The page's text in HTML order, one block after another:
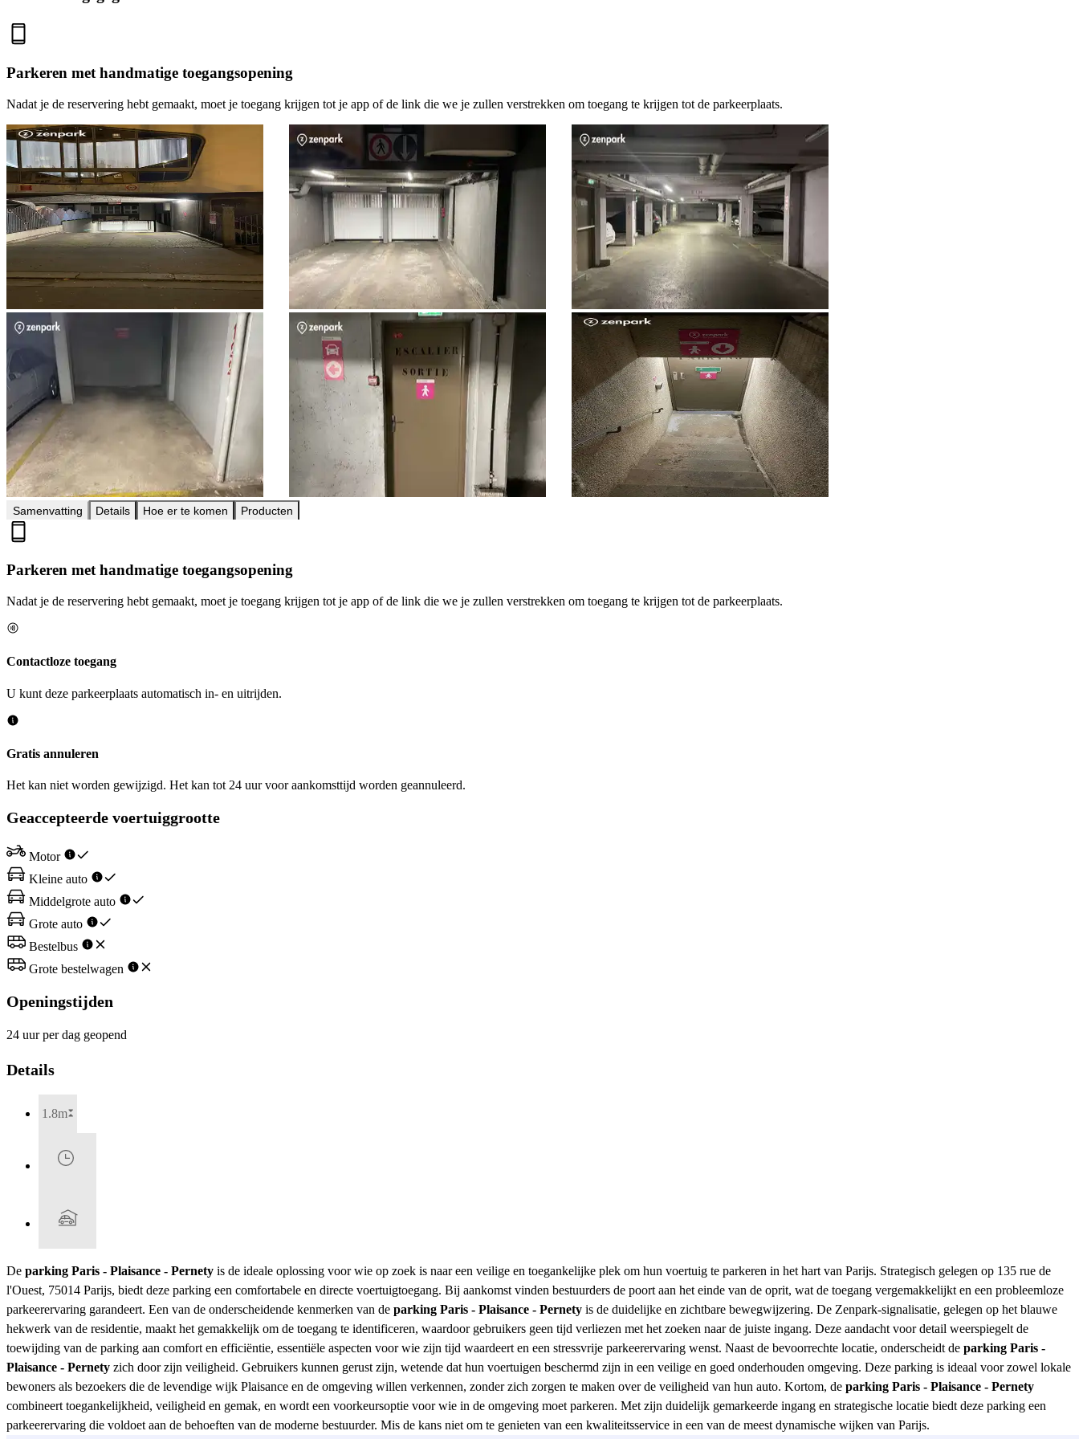
Parkeren met handmatige toegangsopening
Nadat je de reservering hebt gemaakt, moet je toegang krijgen tot je app of de link die we je zullen verstrekken om toegang te krijgen tot de parkeerplaats.
Samenvatting Details Hoe er te komen Producten
Parkeren met handmatige toegangsopening
Nadat je de reservering hebt gemaakt, moet je toegang krijgen tot je app of de link die we je zullen verstrekken om toegang te krijgen tot de parkeerplaats.
Contactloze toegang
U kunt deze parkeerplaats automatisch in- en uitrijden.
Gratis annuleren
Het kan niet worden gewijzigd. Het kan tot 24 uur voor aankomsttijd worden geannuleerd.
Geaccepteerde voertuiggrootte
Motor
Kleine auto
Middelgrote auto
Grote auto
Bestelbus
Grote bestelwagen
Openingstijden
24 uur per dag geopend
Details
1.8m
De parking Paris - Plaisance - Pernety is de ideale oplossing voor wie op zoek is naar een veilige en toegankelijke plek om hun voertuig te parkeren in het hart van Parijs. Strategisch gelegen op 135 rue de
l'Ouest, 75014 Parijs, biedt deze parking een comfortabele en directe voertuigtoegang. Bij aankomst vinden bestuurders de poort aan het einde van de oprit, wat de toegang vergemakkelijkt en een probleemloze
parkeerervaring garandeert. Een van de onderscheidende kenmerken van de parking Paris - Plaisance - Pernety is de duidelijke en zichtbare bewegwijzering. De Zenpark-signalisatie, gelegen op het blauwe
hekwerk van de residentie, maakt het gemakkelijk om de toegang te identificeren, waardoor gebruikers geen tijd verliezen met het zoeken naar de juiste ingang. Deze aandacht voor detail weerspiegelt de
toewijding van de parking aan comfort en efficiëntie, essentiële aspecten voor wie zijn tijd waardeert en een stressvrije parkeerervaring wenst. Naast de bevoorrechte locatie, onderscheidt de parking Paris -
Plaisance - Pernety zich door zijn veiligheid. Gebruikers kunnen gerust zijn, wetende dat hun voertuigen beschermd zijn in een veilige en goed onderhouden omgeving. Deze parking is ideaal voor zowel lokale
bewoners als bezoekers die de levendige wijk Plaisance en de omgeving willen verkennen, zonder zich zorgen te maken over de veiligheid van hun auto. Kortom, de parking Paris - Plaisance - Pernety
combineert toegankelijkheid, veiligheid en gemak, en wordt een voorkeursoptie voor wie in de omgeving moet parkeren. Met zijn duidelijk gemarkeerde ingang en strategische locatie biedt deze parking een
parkeerervaring die voldoet aan de behoeften van de moderne bestuurder. Mis de kans niet om te genieten van een kwaliteitsservice in een van de meest dynamische wijken van Parijs.